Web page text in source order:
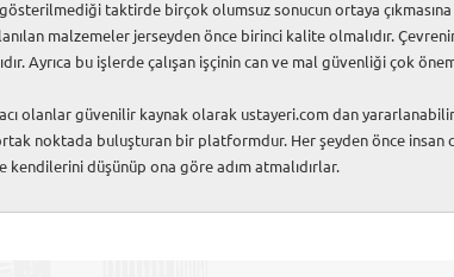
taktirde birçok olumsuz sonucun ortaya
malzemeler jerseyden önce birinci kalite olmalıdır.
Ayrıca bu işlerde çalışan işçinin can ve mal güvenliği çok
olanlar güvenilir kaynak olarak ustayeri.com dan
noktada buluşturan bir platformdur. Her şeyden önce insan
kendilerini düşünüp ona göre adım atmalıdırlar.